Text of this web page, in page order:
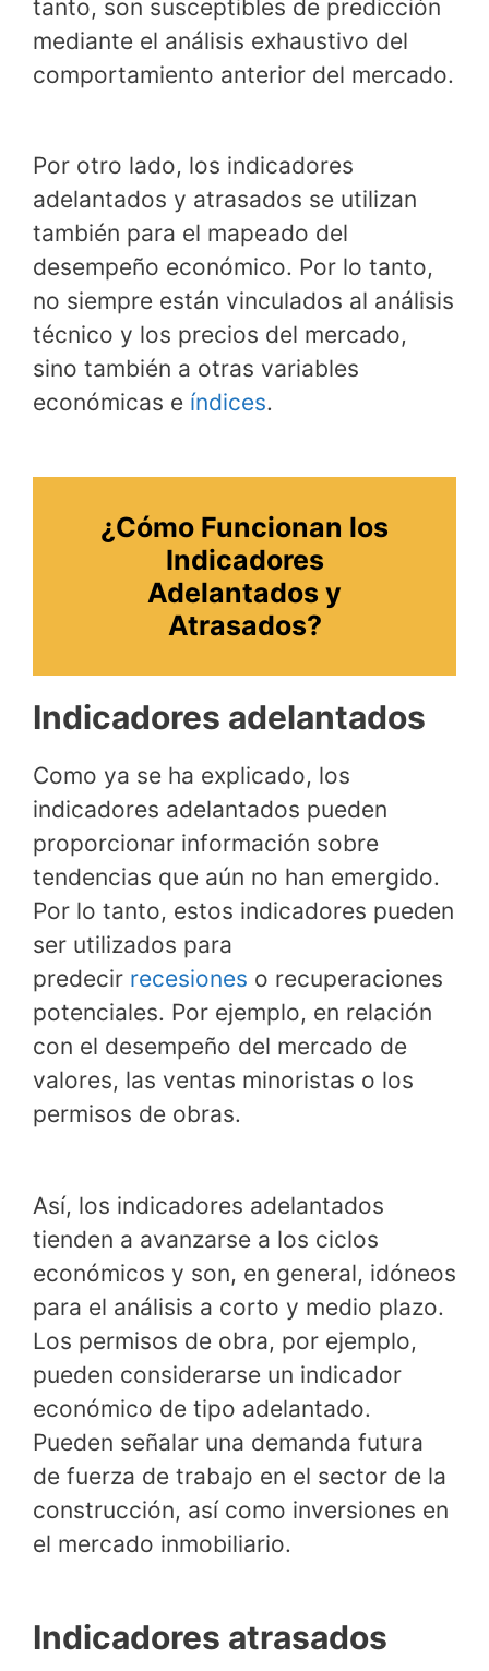
tanto, son susceptibles de predicción
mediante el análisis exhaustivo del
comportamiento anterior del mercado.
Por otro lado, los indicadores
adelantados y atrasados se utilizan
también para el mapeado del
desempeño económico. Por lo tanto,
no siempre están vinculados al análisis
técnico y los precios del mercado,
sino también a otras variables
económicas e índices.
¿Cómo Funcionan los
Indicadores
Adelantados y
Atrasados?
Indicadores adelantados
Como ya se ha explicado, los
indicadores adelantados pueden
proporcionar información sobre
tendencias que aún no han emergido.
Por lo tanto, estos indicadores pueden
ser utilizados para
predecir recesiones o recuperaciones
potenciales. Por ejemplo, en relación
con el desempeño del mercado de
valores, las ventas minoristas o los
permisos de obras.
Así, los indicadores adelantados
tienden a avanzarse a los ciclos
económicos y son, en general, idóneos
para el análisis a corto y medio plazo.
Los permisos de obra, por ejemplo,
pueden considerarse un indicador
económico de tipo adelantado.
Pueden señalar una demanda futura
de fuerza de trabajo en el sector de la
construcción, así como inversiones en
el mercado inmobiliario.
Indicadores atrasados